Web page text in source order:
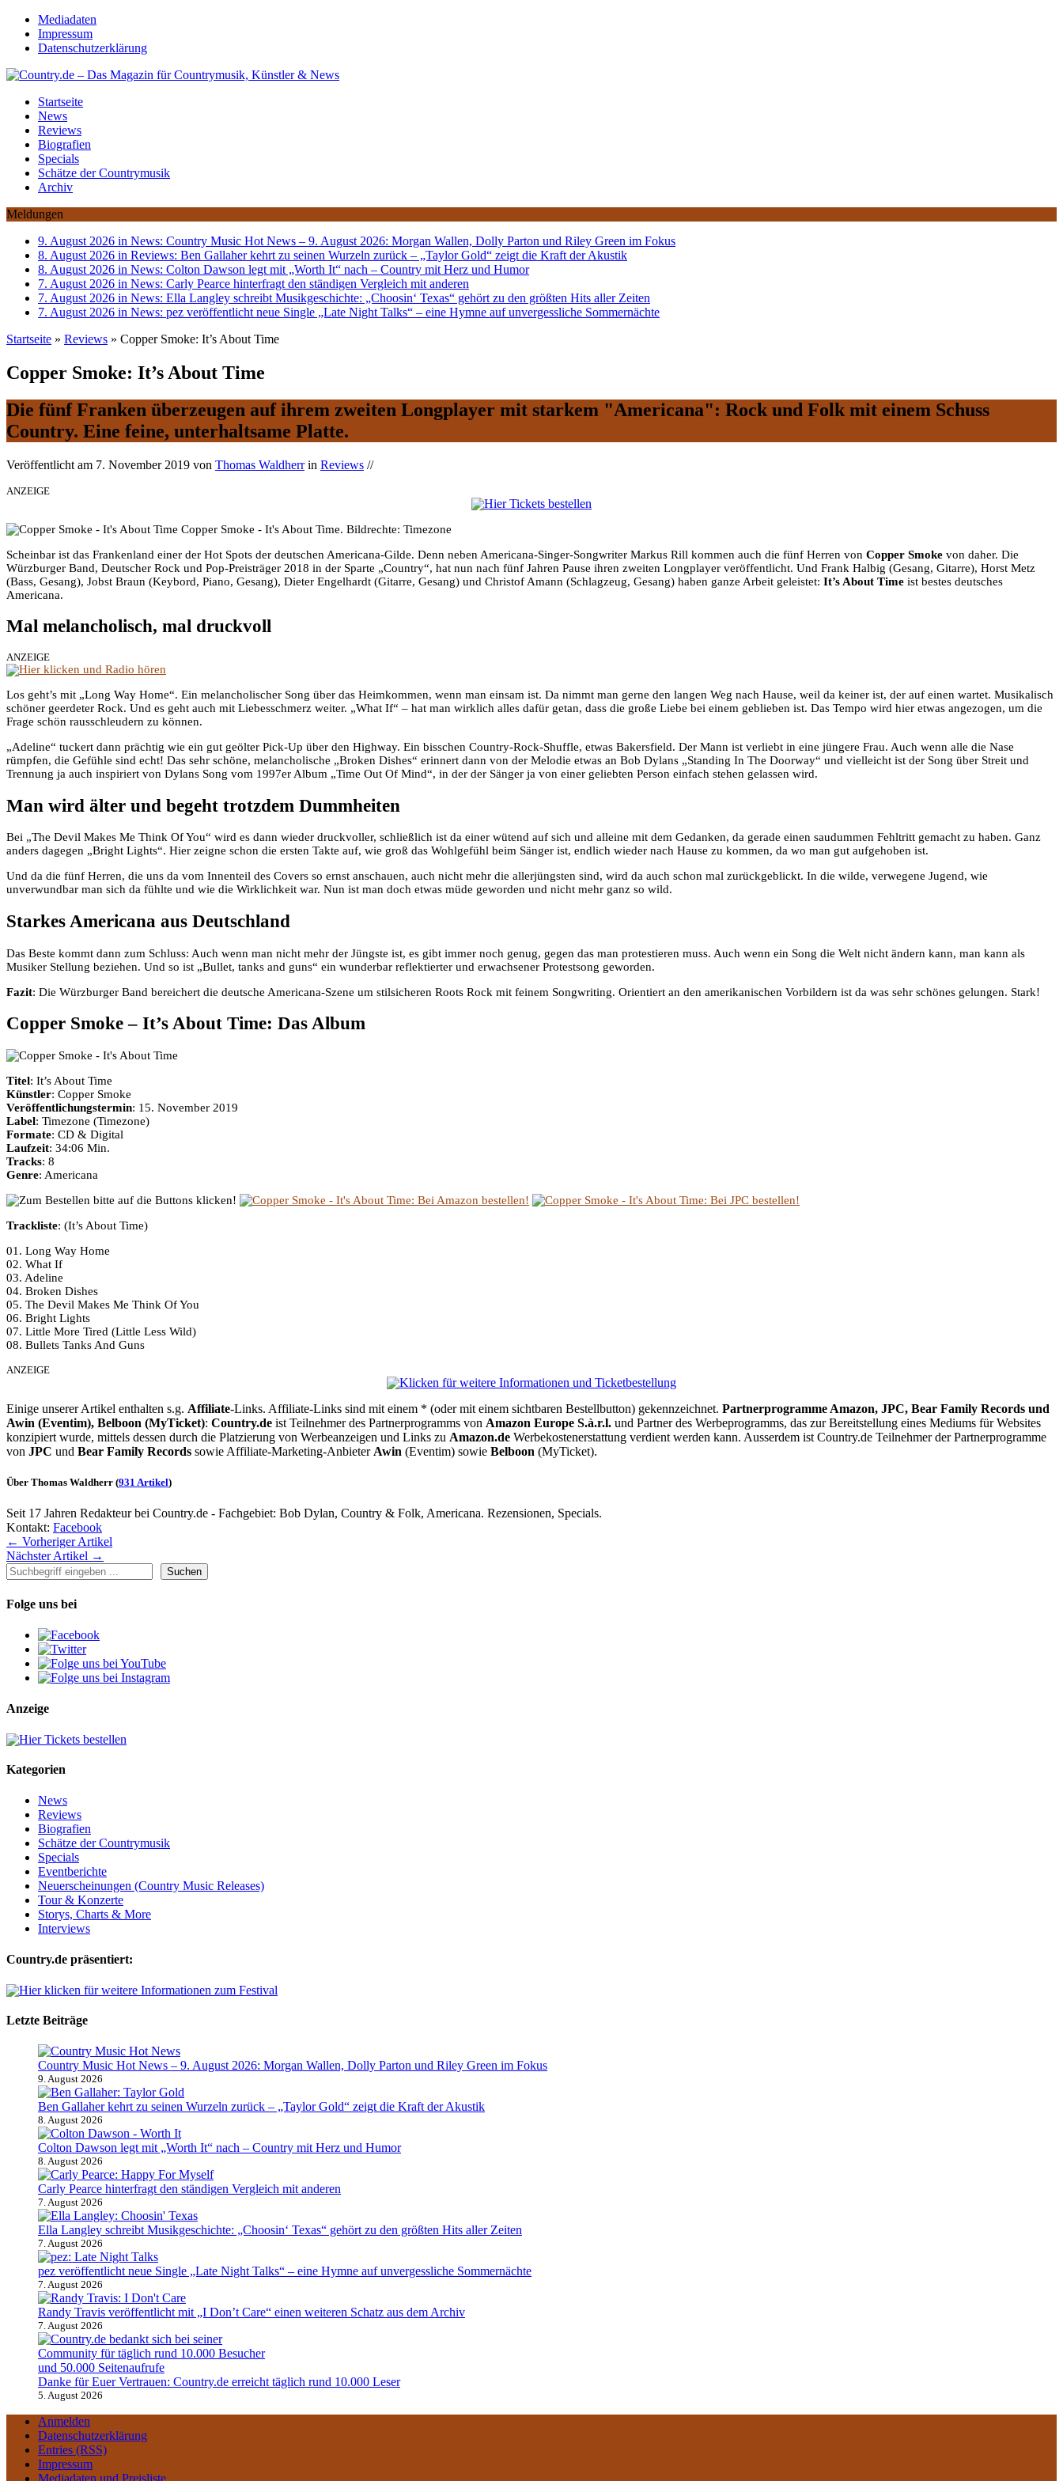
Mediadaten
Impressum
Datenschutzerklärung
Startseite
News
Reviews
Biografien
Specials
Schätze der Countrymusik
Archiv
Meldungen
9. August 2026 in News: Country Music Hot News – 9. August 2026: Morgan Wallen, Dolly Parton und Riley Green im Fokus
8. August 2026 in Reviews: Ben Gallaher kehrt zu seinen Wurzeln zurück – „Taylor Gold“ zeigt die Kraft der Akustik
8. August 2026 in News: Colton Dawson legt mit „Worth It“ nach – Country mit Herz und Humor
7. August 2026 in News: Carly Pearce hinterfragt den ständigen Vergleich mit anderen
7. August 2026 in News: Ella Langley schreibt Musikgeschichte: „Choosin‘ Texas“ gehört zu den größten Hits aller Zeiten
7. August 2026 in News: pez veröffentlicht neue Single „Late Night Talks“ – eine Hymne auf unvergessliche Sommernächte
Startseite » Reviews » Copper Smoke: It’s About Time
Copper Smoke: It’s About Time
Die fünf Franken überzeugen auf ihrem zweiten Longplayer mit starkem "Americana": Rock und Folk mit einem Schuss
Country. Eine feine, unterhaltsame Platte.
Veröffentlicht am 7. November 2019 von Thomas Waldherrin Reviews //
ANZEIGE
Copper Smoke - It's About Time. Bildrechte: Timezone
Scheinbar ist das Frankenland einer der Hot Spots der deutschen Americana-Gilde. Denn neben Americana-Singer-Songwriter Markus Rill kommen auch die fünf Herren von Copper Smoke von daher. Die
Würzburger Band, Deutscher Rock und Pop-Preisträger 2018 in der Sparte „Country“, hat nun nach fünf Jahren Pause ihren zweiten Longplayer veröffentlicht. Und Frank Halbig (Gesang, Gitarre), Horst Metz
(Bass, Gesang), Jobst Braun (Keybord, Piano, Gesang), Dieter Engelhardt (Gitarre, Gesang) und Christof Amann (Schlagzeug, Gesang) haben ganze Arbeit geleistet: It’s About Time ist bestes deutsches
Americana.
Mal melancholisch, mal druckvoll
ANZEIGE
Los geht’s mit „Long Way Home“. Ein melancholischer Song über das Heimkommen, wenn man einsam ist. Da nimmt man gerne den langen Weg nach Hause, weil da keiner ist, der auf einen wartet. Musikalisch
schöner geerdeter Rock. Und es geht auch mit Liebesschmerz weiter. „What If“ – hat man wirklich alles dafür getan, dass die große Liebe bei einem geblieben ist. Das Tempo wird hier etwas angezogen, um die
Frage schön rausschleudern zu können.
„Adeline“ tuckert dann prächtig wie ein gut geölter Pick-Up über den Highway. Ein bisschen Country-Rock-Shuffle, etwas Bakersfield. Der Mann ist verliebt in eine jüngere Frau. Auch wenn alle die Nase
rümpfen, die Gefühle sind echt! Das sehr schöne, melancholische „Broken Dishes“ erinnert dann von der Melodie etwas an Bob Dylans „Standing In The Doorway“ und vielleicht ist der Song über Streit und
Trennung ja auch inspiriert von Dylans Song vom 1997er Album „Time Out Of Mind“, in der der Sänger ja von einer geliebten Person einfach stehen gelassen wird.
Man wird älter und begeht trotzdem Dummheiten
Bei „The Devil Makes Me Think Of You“ wird es dann wieder druckvoller, schließlich ist da einer wütend auf sich und alleine mit dem Gedanken, da gerade einen saudummen Fehltritt gemacht zu haben. Ganz
anders dagegen „Bright Lights“. Hier zeigne schon die ersten Takte auf, wie groß das Wohlgefühl beim Sänger ist, endlich wieder nach Hause zu kommen, da wo man gut aufgehoben ist.
Und da die fünf Herren, die uns da vom Innenteil des Covers so ernst anschauen, auch nicht mehr die allerjüngsten sind, wird da auch schon mal zurückgeblickt. In die wilde, verwegene Jugend, wie
unverwundbar man sich da fühlte und wie die Wirklichkeit war. Nun ist man doch etwas müde geworden und nicht mehr ganz so wild.
Starkes Americana aus Deutschland
Das Beste kommt dann zum Schluss: Auch wenn man nicht mehr der Jüngste ist, es gibt immer noch genug, gegen das man protestieren muss. Auch wenn ein Song die Welt nicht ändern kann, man kann als
Musiker Stellung beziehen. Und so ist „Bullet, tanks and guns“ ein wunderbar reflektierter und erwachsener Protestsong geworden.
Fazit: Die Würzburger Band bereichert die deutsche Americana-Szene um stilsicheren Roots Rock mit feinem Songwriting. Orientiert an den amerikanischen Vorbildern ist da was sehr schönes gelungen. Stark!
Copper Smoke – It’s About Time: Das Album
Titel: It’s About Time
Künstler: Copper Smoke
Veröffentlichungstermin: 15. November 2019
Label: Timezone (Timezone)
Formate: CD & Digital
Laufzeit: 34:06 Min.
Tracks: 8
Genre: Americana
Trackliste: (It’s About Time)
01. Long Way Home
02. What If
03. Adeline
04. Broken Dishes
05. The Devil Makes Me Think Of You
06. Bright Lights
07. Little More Tired (Little Less Wild)
08. Bullets Tanks And Guns
ANZEIGE
Einige unserer Artikel enthalten s.g. Affiliate-Links. Affiliate-Links sind mit einem * (oder mit einem sichtbaren Bestellbutton) gekennzeichnet. Partnerprogramme Amazon, JPC, Bear Family Records und
Awin (Eventim), Belboon (MyTicket): Country.de ist Teilnehmer des Partnerprogramms von Amazon Europe S.à.r.l. und Partner des Werbeprogramms, das zur Bereitstellung eines Mediums für Websites
konzipiert wurde, mittels dessen durch die Platzierung von Werbeanzeigen und Links zu Amazon.de Werbekostenerstattung verdient werden kann. Ausserdem ist Country.de Teilnehmer der Partnerprogramme
von JPC und Bear Family Records sowie Affiliate-Marketing-Anbieter Awin (Eventim) sowie Belboon (MyTicket).
Über Thomas Waldherr (931 Artikel)
Seit 17 Jahren Redakteur bei Country.de - Fachgebiet: Bob Dylan, Country & Folk, Americana. Rezensionen, Specials.
Kontakt: Facebook
← Vorheriger Artikel
Nächster Artikel →
Suchen
Suchen
Folge uns bei
Anzeige
Kategorien
News
Reviews
Biografien
Schätze der Countrymusik
Specials
Eventberichte
Neuerscheinungen (Country Music Releases)
Tour & Konzerte
Storys, Charts & More
Interviews
Country.de präsentiert:
Letzte Beiträge
Country Music Hot News – 9. August 2026: Morgan Wallen, Dolly Parton und Riley Green im Fokus
9. August 2026
Ben Gallaher kehrt zu seinen Wurzeln zurück – „Taylor Gold“ zeigt die Kraft der Akustik
8. August 2026
Colton Dawson legt mit „Worth It“ nach – Country mit Herz und Humor
8. August 2026
Carly Pearce hinterfragt den ständigen Vergleich mit anderen
7. August 2026
Ella Langley schreibt Musikgeschichte: „Choosin‘ Texas“ gehört zu den größten Hits aller Zeiten
7. August 2026
pez veröffentlicht neue Single „Late Night Talks“ – eine Hymne auf unvergessliche Sommernächte
7. August 2026
Randy Travis veröffentlicht mit „I Don’t Care“ einen weiteren Schatz aus dem Archiv
7. August 2026
Danke für Euer Vertrauen: Country.de erreicht täglich rund 10.000 Leser
5. August 2026
Anmelden
Datenschutzerklärung
Entries (RSS)
Impressum
Mediadaten und Preisliste